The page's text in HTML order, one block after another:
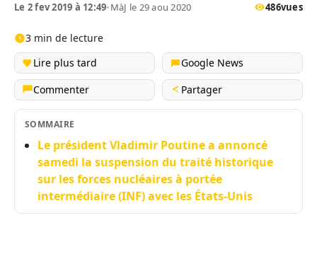
Le 2 fev 2019 à 12:49•MàJ le 29 aou 2020 486vues
3 min de lecture
Lire plus tard
Google News
Commenter
Partager
SOMMAIRE
Le président Vladimir Poutine a annoncé
samedi la suspension du traité historique
sur les forces nucléaires à portée
intermédiaire (INF) avec les États-Unis